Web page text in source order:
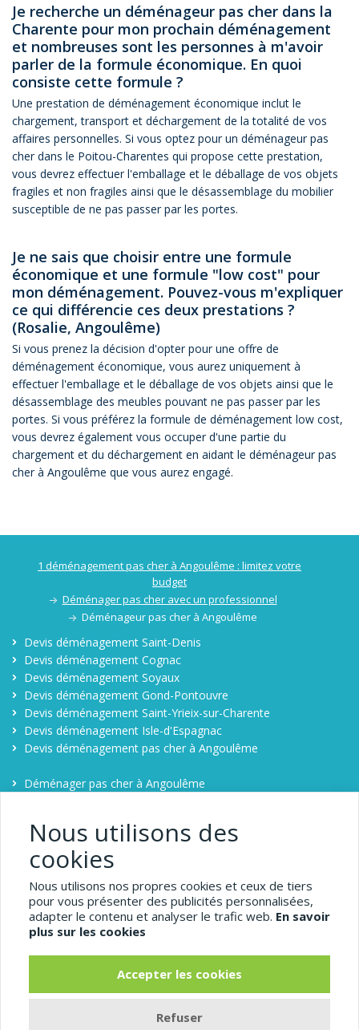
Je recherche un déménageur pas cher dans la
Charente pour mon prochain déménagement
et nombreuses sont les personnes à m'avoir
parler de la formule économique. En quoi
consiste cette formule ?
Une prestation de déménagement économique inclut le
chargement, transport et déchargement de la totalité de vos
affaires personnelles. Si vous optez pour un déménageur pas
cher dans le Poitou-Charentes qui propose cette prestation,
vous devrez effectuer l'emballage et le déballage de vos objets
fragiles et non fragiles ainsi que le désassemblage du mobilier
susceptible de ne pas passer par les portes.
Je ne sais que choisir entre une formule
économique et une formule "low cost" pour
mon déménagement. Pouvez-vous m'expliquer
ce qui différencie ces deux prestations ?
(Rosalie, Angoulême)
Si vous prenez la décision d'opter pour une offre de
déménagement économique, vous aurez uniquement à
effectuer l'emballage et le déballage de vos objets ainsi que le
désassemblage des meubles pouvant ne pas passer par les
portes. Si vous préférez la formule de déménagement low cost,
vous devrez également vous occuper d'une partie du
chargement et du déchargement en aidant le déménageur pas
cher à Angoulême que vous aurez engagé.
1 déménagement pas cher à Angoulême : limitez votre
budget
Déménager pas cher avec un professionnel
Déménageur pas cher à Angoulême
Devis déménagement Saint-Denis
Devis déménagement Cognac
Devis déménagement Soyaux
Devis déménagement Gond-Pontouvre
Devis déménagement Saint-Yrieix-sur-Charente
Devis déménagement Isle-d'Espagnac
Devis déménagement pas cher à Angoulême
Déménager pas cher à Angoulême
1-demenagement-pas-
cher.com
Angoulême
Pour obtenir un déménagement pas cher, comparez
demenagement-pas-cher.com.
Nous utilisons des
cookies
Nous utilisons nos propres cookies et ceux de tiers
pour vous présenter des publicités personnalisées,
adapter le contenu et analyser le trafic web. En savoir
plus sur les cookies
Accepter les cookies
Refuser